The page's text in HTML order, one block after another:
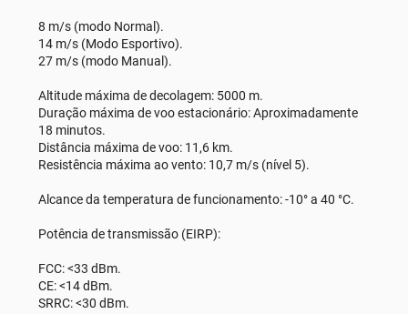
8 m/s (modo Normal).
14 m/s (Modo Esportivo).
27 m/s (modo Manual).
Altitude máxima de decolagem: 5000 m.
Duração máxima de voo estacionário: Aproximadamente
18 minutos.
Distância máxima de voo: 11,6 km.
Resistência máxima ao vento: 10,7 m/s (nível 5).
Alcance da temperatura de funcionamento: -10° a 40 °C.
Potência de transmissão (EIRP):
FCC: <33 dBm.
CE: <14 dBm.
SRRC: <30 dBm.